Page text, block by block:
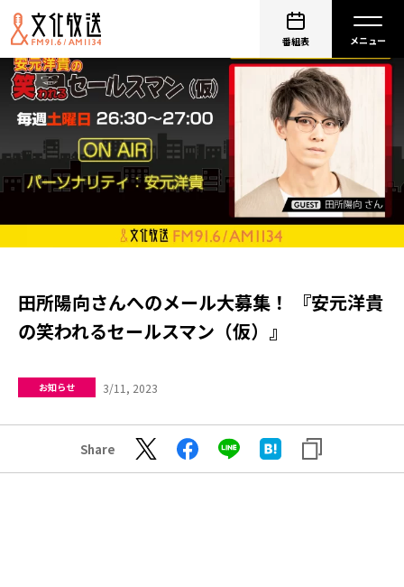
番組表
田所陽向さんへのメール大募集！ 『安元洋貴
の笑われるセールスマン（仮）』
お知らせ 3/11, 2023
Share